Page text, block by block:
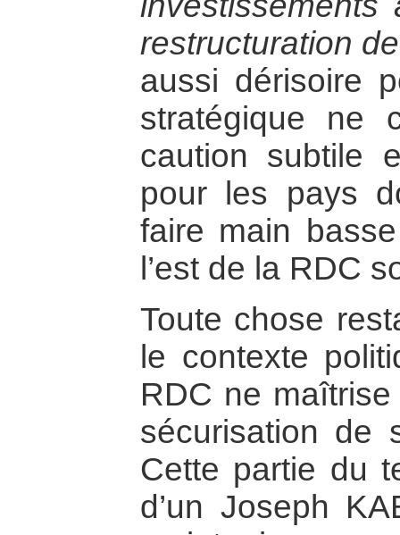
restructuration
aussi dérisoire
stratégique ne
caution subtile
pour les pays
faire main
l’est de la RDC
Toute chose
le contexte
RDC ne
sécurisation de
Cette partie du
d’un Joseph